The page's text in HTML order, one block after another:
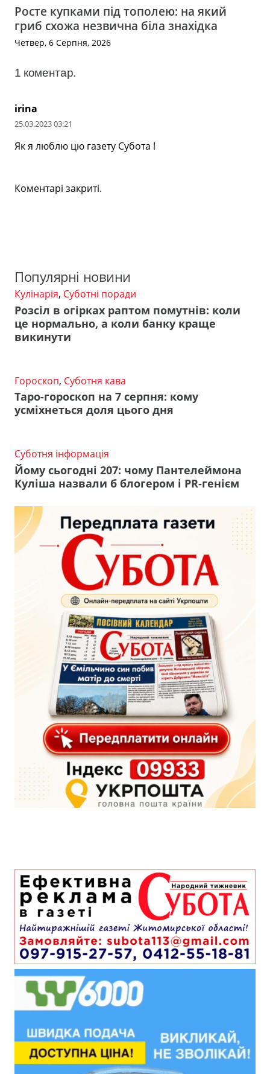
Росте купками під тополею: на який
гриб схожа незвична біла знахідка
Четвер, 6 Серпня, 2026
1 коментар.
irina
25.03.2023 03:21
Як я люблю цю газету Субота !
Коментарі закриті.
Популярні новини
Кулінарія, Суботні поради
Розсіл в огірках раптом помутнів: коли
це нормально, а коли банку краще
викинути
Гороскоп, Суботня кава
Таро-гороскоп на 7 серпня: кому
усміхнеться доля цього дня
Суботня інформація
Йому сьогодні 207: чому Пантелеймона
Куліша назвали б блогером і PR-генієм